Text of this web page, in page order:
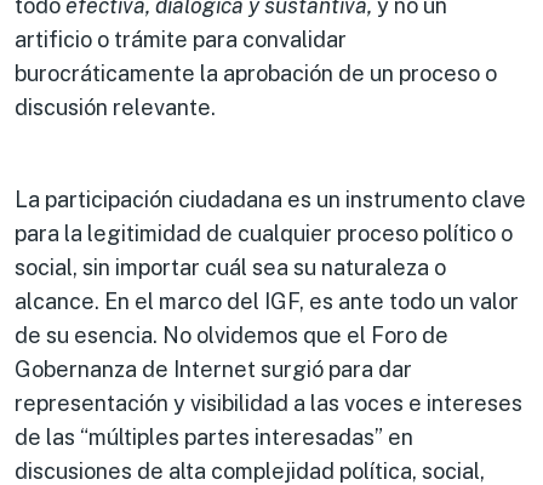
todoefectiva, dialógica y sustantiva, y no un
artificio o trámite para convalidar
burocráticamente la aprobación de un proceso o
discusión relevante.
La participación ciudadana es un instrumento clave
para la legitimidad de cualquier proceso político o
social, sin importar cuál sea su naturaleza o
alcance. En el marco del IGF, es ante todo un valor
de su esencia. No olvidemos que el Foro de
Gobernanza de Internet surgió para dar
representación y visibilidad a las voces e intereses
de las “múltiples partes interesadas” en
discusiones de alta complejidad política, social,